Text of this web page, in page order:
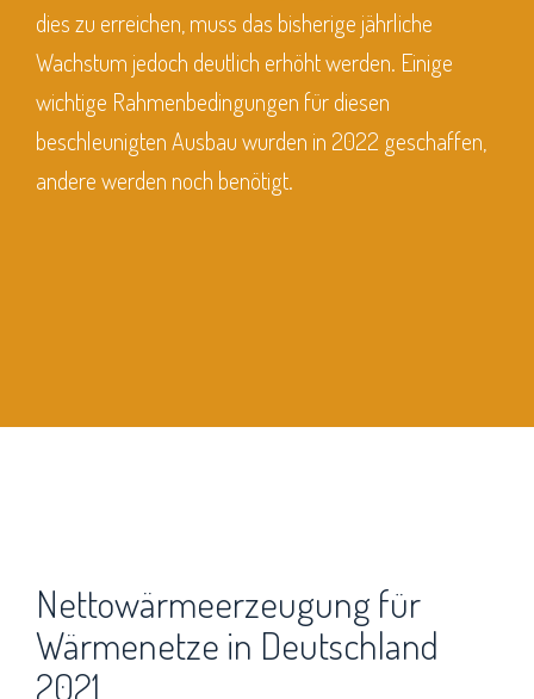
dies zu erreichen, muss das bisherige jährliche
Wachstum jedoch deutlich erhöht werden. Einige
wichtige Rahmenbedingungen für diesen
beschleunigten Ausbau wurden in 2022 geschaffen,
andere werden noch benötigt.
Nettowärmeerzeugung für
Wärmenetze in Deutschland
2021